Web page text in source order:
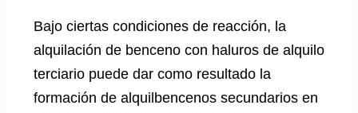
Bajo ciertas condiciones de reacción, la
alquilación de benceno con haluros de alquilo
terciario puede dar como resultado la
formación de alquilbencenos secundarios en